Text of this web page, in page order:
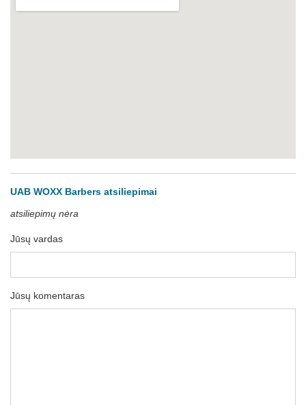
UAB WOXX Barbers atsiliepimai
atsiliepimų nėra
Jūsų vardas
Jūsų komentaras